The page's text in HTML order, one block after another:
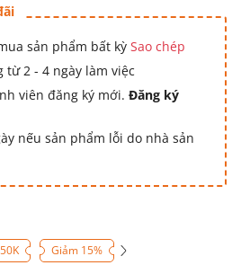
sản phẩm bất kỳ Sao chép
từ 2 - 4 ngày làm việc
viên đăng ký mới. Đăng ký
nếu sản phẩm lỗi do nhà sản
Giảm 15%